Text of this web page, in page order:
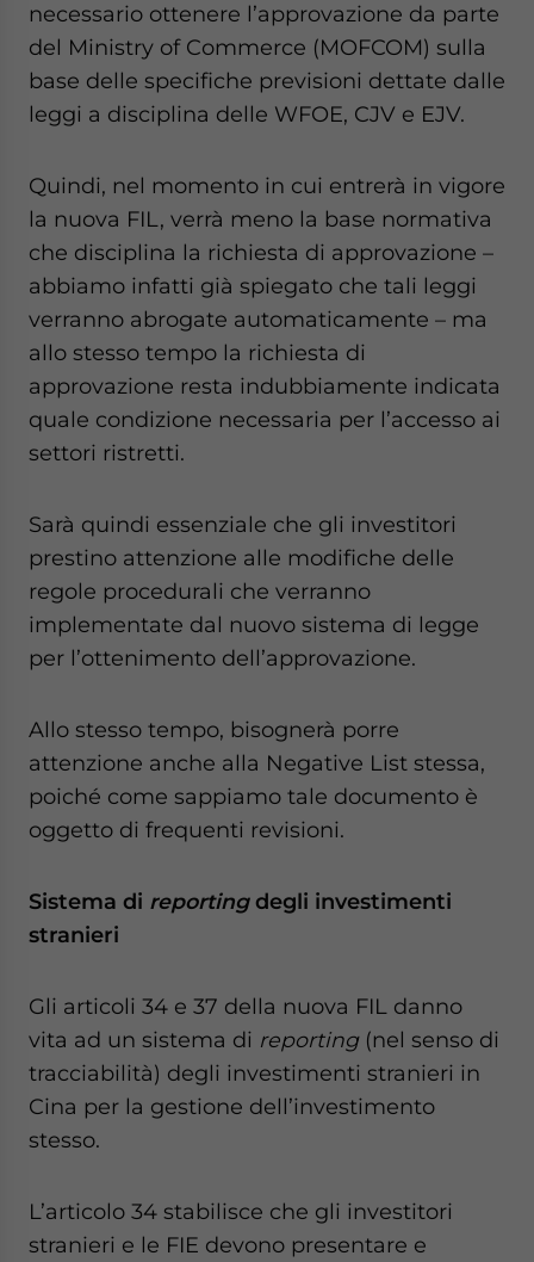
necessario ottenere l’approvazione da parte
del Ministry of Commerce (MOFCOM) sulla
base delle specifiche previsioni dettate dalle
leggi a disciplina delle WFOE, CJV e EJV.
Quindi, nel momento in cui entrerà in vigore
la nuova FIL, verrà meno la base normativa
che disciplina la richiesta di approvazione –
abbiamo infatti già spiegato che tali leggi
verranno abrogate automaticamente – ma
allo stesso tempo la richiesta di
approvazione resta indubbiamente indicata
quale condizione necessaria per l’accesso ai
settori ristretti.
Sarà quindi essenziale che gli investitori
prestino attenzione alle modifiche delle
regole procedurali che verranno
implementate dal nuovo sistema di legge
per l’ottenimento dell’approvazione.
Allo stesso tempo, bisognerà porre
attenzione anche alla Negative List stessa,
poiché come sappiamo tale documento è
oggetto di frequenti revisioni.
Sistema di reportingdegli investimenti
stranieri
Gli articoli 34 e 37 della nuova FIL danno
vita ad un sistema di reporting(nel senso di
tracciabilità) degli investimenti stranieri in
Cina per la gestione dell’investimento
stesso.
L’articolo 34 stabilisce che gli investitori
stranieri e le FIE devono presentare e